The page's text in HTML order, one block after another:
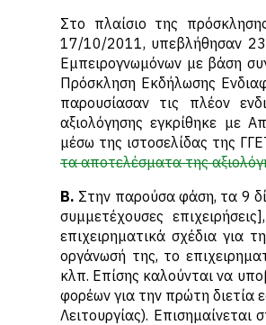
Στο πλαίσιο της
17/10/2011, υπεβλήθησαν 23
Εμπειρογνωμόνων με βάση
Πρόσκληση Εκδήλωσης
παρουσίασαν τις πλέον
αξιολόγησης εγκρίθηκε με
μέσω της ιστοσελίδας της
τα αποτελέσματα της
Β. Στην παρούσα φάση, τα 9
συμμετέχουσες
επιχειρηματικά σχέδια για
οργάνωσή της, το
κλπ. Επίσης καλούνται να
φορέων για την πρώτη διετία
Λειτουργίας).